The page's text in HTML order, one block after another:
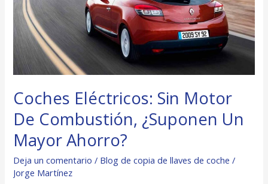
Coches Eléctricos: Sin Motor
De Combustión, ¿Suponen Un
Mayor Ahorro?​
Deja un comentario / Blog de copia de llaves de coche /
Jorge Martínez
De
Combustión,
¿Suponen
Un
Mayor
Ahorro?​